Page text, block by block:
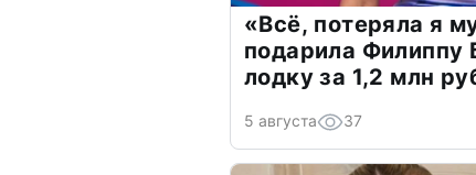
«Всё, потеряла я
подарила Филиппу
лодку за 1,2 млн
5 августа 37